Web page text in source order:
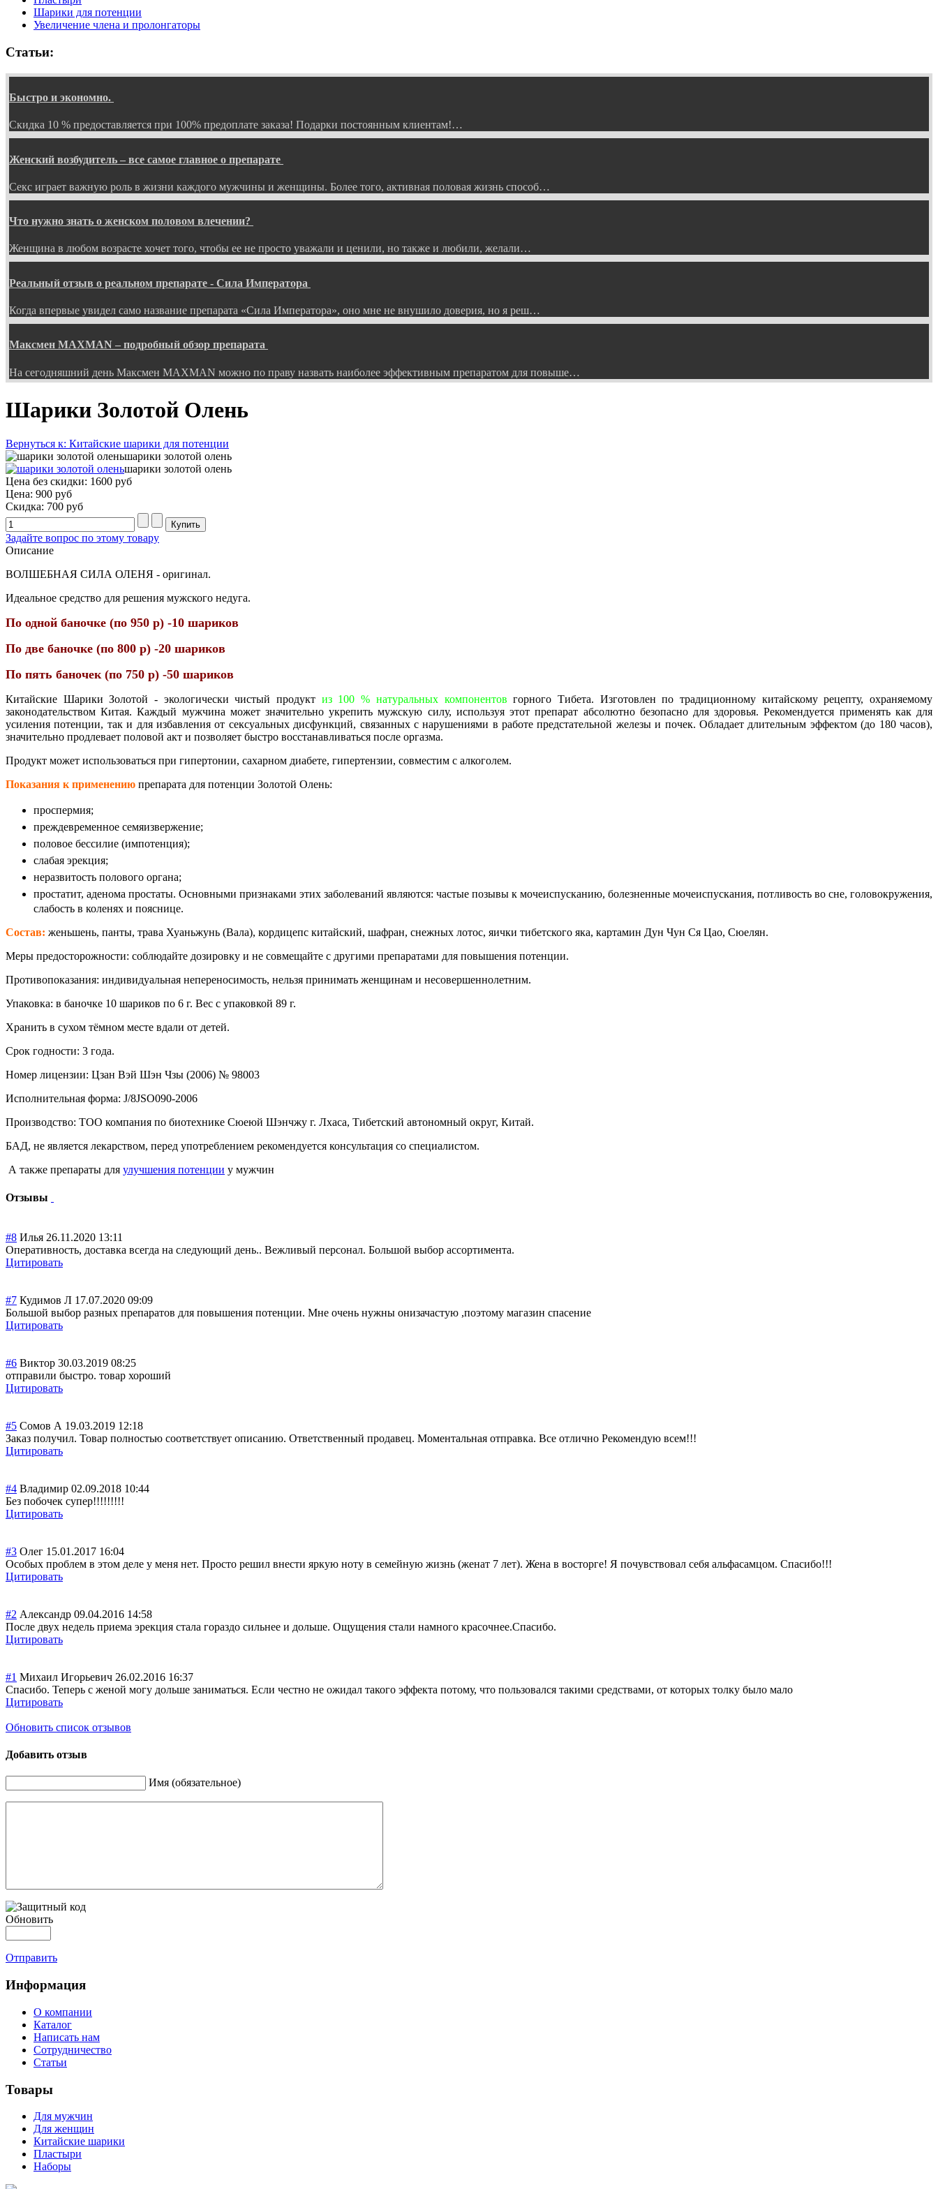
Шарики для потенции
Увеличение члена и пролонгаторы
Статьи:
Быстро и экономно.
Скидка 10 % предоставляется при 100% предоплате заказа! Подарки постоянным клиентам!…
Женский возбудитель – все самое главное о препарате
Секс играет важную роль в жизни каждого мужчины и женщины. Более того, активная половая жизнь способ…
Что нужно знать о женском половом влечении?
Женщина в любом возрасте хочет того, чтобы ее не просто уважали и ценили, но также и любили, желали…
Реальный отзыв о реальном препарате - Сила Императора
Когда впервые увидел само название препарата «Сила Императора», оно мне не внушило доверия, но я реш…
Максмен MAXMAN – подробный обзор препарата
На сегодняшний день Максмен MAXMAN можно по праву назвать наиболее эффективным препаратом для повыше…
Шарики Золотой Олень
Вернуться к: Китайские шарики для потенции
шарики золотой олень
шарики золотой олень
Цена без скидки: 1600 руб
Цена: 900 руб
Скидка: 700 руб
Задайте вопрос по этому товару
Описание
ВОЛШЕБНАЯ СИЛА ОЛЕНЯ - оригинал.
Идеальное средство для решения мужского недуга.
По одной баночке (по 950 р) -10 шариков
По две баночке (по 800 р) -20 шариков
По пять баночек (по 750 р) -50 шариков
Китайские Шарики Золотой - экологически чистый продукт из 100 % натуральных компонентов горного Тибета. Изготовлен по традиционному китайскому рецепту, охраняемому
законодательством Китая. Каждый мужчина может значительно укрепить мужскую силу, используя этот препарат абсолютно безопасно для здоровья. Рекомендуется применять как для
усиления потенции, так и для избавления от сексуальных дисфункций, связанных с нарушениями в работе предстательной железы и почек. Обладает длительным эффектом (до 180 часов),
значительно продлевает половой акт и позволяет быстро восстанавливаться после оргазма.
Продукт может использоваться при гипертонии, сахарном диабете, гипертензии, совместим с алкоголем.
Показания к применению препарата для потенции Золотой Олень:
проспермия;
преждевременное семяизвержение;
половое бессилие (импотенция);
слабая эрекция;
неразвитость полового органа;
простатит, аденома простаты. Основными признаками этих заболеваний являются: частые позывы к мочеиспусканию, болезненные мочеиспускания, потливость во сне, головокружения,
слабость в коленях и пояснице.
Состав: женьшень, панты, трава Хуаньжунь (Вала), кордицепс китайский, шафран, снежных лотос, яички тибетского яка, картамин Дун Чун Ся Цао, Сюелян.
Меры предосторожности: соблюдайте дозировку и не совмещайте с другими препаратами для повышения потенции.
Противопоказания: индивидуальная непереносимость, нельзя принимать женщинам и несовершеннолетним.
Упаковка: в баночке 10 шариков по 6 г. Вес с упаковкой 89 г.
Хранить в сухом тёмном месте вдали от детей.
Срок годности: 3 года.
Номер лицензии: Цзан Вэй Шэн Чзы (2006) № 98003
Исполнительная форма: J/8JSO090-2006
Производство: ТОО компания по биотехнике Сюеюй Шэнчжу г. Лхаса, Тибетский автономный округ, Китай.
БАД, не является лекарством, перед употреблением рекомендуется консультация со специалистом.
А также препараты для улучшения потенции у мужчин
Отзывы
#8 Илья 26.11.2020 13:11
Оперативность, доставка всегда на следующий день.. Вежливый персонал. Большой выбор ассортимента.
Цитировать
#7 Кудимов Л 17.07.2020 09:09
Большой выбор разных препаратов для повышения потенции. Мне очень нужны онизачастую ,поэтому магазин спасение
Цитировать
#6 Виктор 30.03.2019 08:25
отправили быстро. товар хороший
Цитировать
#5 Сомов А 19.03.2019 12:18
Заказ получил. Товар полностью соответствует описанию. Ответственный продавец. Моментальная отправка. Все отлично Рекомендую всем!!!
Цитировать
#4 Владимир 02.09.2018 10:44
Без побочек супер!!!!!!!!!
Цитировать
#3 Олег 15.01.2017 16:04
Особых проблем в этом деле у меня нет. Просто решил внести яркую ноту в семейную жизнь (женат 7 лет). Жена в восторге! Я почувствовал себя альфасамцом. Спасибо!!!
Цитировать
#2 Александр 09.04.2016 14:58
После двух недель приема эрекция стала гораздо сильнее и дольше. Ощущения стали намного красочнее.Спасибо.
Цитировать
#1 Михаил Игорьевич 26.02.2016 16:37
Спасибо. Теперь с женой могу дольше заниматься. Если честно не ожидал такого эффекта потому, что пользовался такими средствами, от которых толку было мало
Цитировать
Обновить список отзывов
Добавить отзыв
Имя (обязательное)
Обновить
Отправить
Информация
О компании
Каталог
Написать нам
Сотрудничество
Статьи
Товары
Для мужчин
Для женщин
Китайские шарики
Пластыри
Наборы